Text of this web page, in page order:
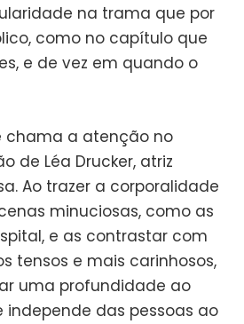
na trama que por
como no capítulo que
e de vez em quando o
chama a atenção no
de Léa Drucker, atriz
Ao trazer a corporalidade
minuciosas, como as
e as contrastar com
tensos e mais carinhosos,
uma profundidade ao
independe das pessoas ao